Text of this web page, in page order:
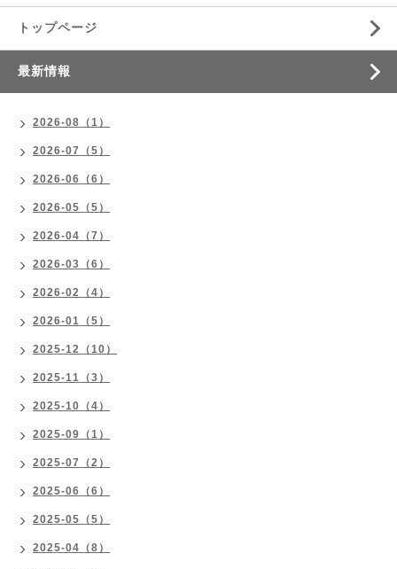
トップページ
最新情報
2026-08（1）
2026-07（5）
2026-06（6）
2026-05（5）
2026-04（7）
2026-03（6）
2026-02（4）
2026-01（5）
2025-12（10）
2025-11（3）
2025-10（4）
2025-09（1）
2025-07（2）
2025-06（6）
2025-05（5）
2025-04（8）